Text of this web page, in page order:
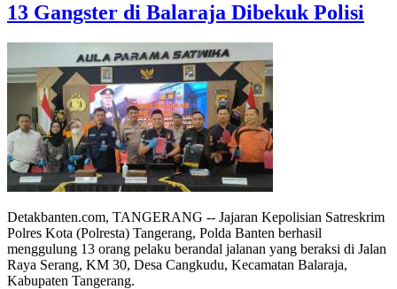
13 Gangster di Balaraja Dibekuk Polisi
Detakbanten.com, TANGERANG -- Jajaran Kepolisian Satreskrim
Polres Kota (Polresta) Tangerang, Polda Banten berhasil
menggulung 13 orang pelaku berandal jalanan yang beraksi di Jalan
Raya Serang, KM 30, Desa Cangkudu, Kecamatan Balaraja,
Kabupaten Tangerang.